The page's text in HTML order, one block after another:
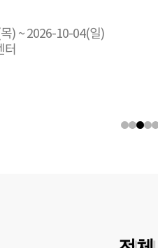
) ~ 2026-10-04(일)
터